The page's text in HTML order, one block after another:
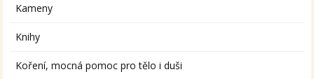
Kameny
Knihy
Koření, mocná pomoc pro tělo i duši